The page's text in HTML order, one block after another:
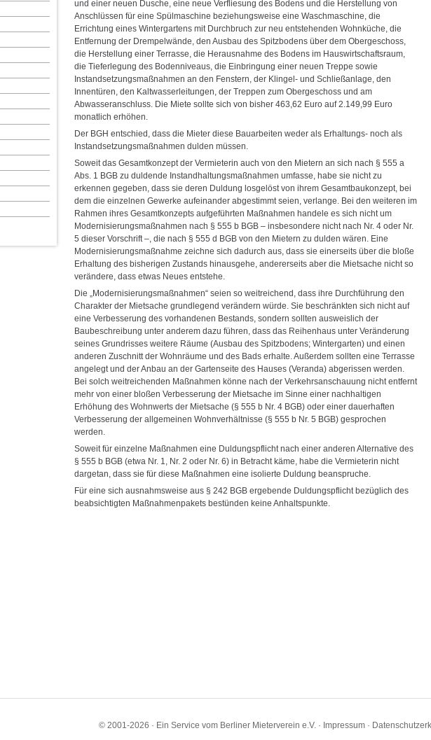
und einer neuen Dusche, eine neue Verfliesung des Bodens und die Herstellung von
Anschlüssen für eine Spülmaschine beziehungsweise eine Waschmaschine, die
Errichtung eines Wintergartens mit Durchbruch zur neu entstehenden Wohnküche, die
Entfernung der Drempelwände, den Ausbau des Spitzbodens über dem Obergeschoss,
die Herstellung einer Terrasse, die Herausnahme des Bodens im Hauswirtschaftsraum,
die Tieferlegung des Bodenniveaus, die Einbringung einer neuen Treppe sowie
Instandsetzungsmaßnahmen an den Fenstern, der Klingel- und Schließanlage, den
Innentüren, den Kaltwasserleitungen, der Treppen zum Obergeschoss und am
Abwasseranschluss. Die Miete sollte sich von bisher 463,62 Euro auf 2.149,99 Euro
monatlich erhöhen.
Der BGH entschied, dass die Mieter diese Bauarbeiten weder als Erhaltungs- noch als
Instandsetzungsmaßnahmen dulden müssen.
Soweit das Gesamtkonzept der Vermieterin auch von den Mietern an sich nach § 555 a
Abs. 1 BGB zu duldende Instandhaltungsmaßnahmen umfasse, habe sie nicht zu
erkennen gegeben, dass sie deren Duldung losgelöst von ihrem Gesamtbaukonzept, bei
dem die einzelnen Gewerke aufeinander abgestimmt seien, verlange. Bei den weiteren im
Rahmen ihres Gesamtkonzepts aufgeführten Maßnahmen handele es sich nicht um
Modernisierungsmaßnahmen nach § 555 b BGB – insbesondere nicht nach Nr. 4 oder Nr.
5 dieser Vorschrift –, die nach § 555 d BGB von den Mietern zu dulden wären. Eine
Modernisierungsmaßnahme zeichne sich dadurch aus, dass sie einerseits über die bloße
Erhaltung des bisherigen Zustands hinausgehe, andererseits aber die Mietsache nicht so
verändere, dass etwas Neues entstehe.
Die „Modernisierungsmaßnahmen“ seien so weitreichend, dass ihre Durchführung den
Charakter der Mietsache grundlegend verändern würde. Sie beschränkten sich nicht auf
eine Verbesserung des vorhandenen Bestands, sondern sollten ausweislich der
Baubeschreibung unter anderem dazu führen, dass das Reihenhaus unter Veränderung
seines Grundrisses weitere Räume (Ausbau des Spitzbodens; Wintergarten) und einen
anderen Zuschnitt der Wohnräume und des Bads erhalte. Außerdem sollten eine Terrasse
angelegt und der Anbau an der Gartenseite des Hauses (Veranda) abgerissen werden.
Bei solch weitreichenden Maßnahmen könne nach der Verkehrsanschauung nicht entfernt
mehr von einer bloßen Verbesserung der Mietsache im Sinne einer nachhaltigen
Erhöhung des Wohnwerts der Mietsache (§ 555 b Nr. 4 BGB) oder einer dauerhaften
Verbesserung der allgemeinen Wohnverhältnisse (§ 555 b Nr. 5 BGB) gesprochen
werden.
Soweit für einzelne Maßnahmen eine Duldungspflicht nach einer anderen Alternative des
§ 555 b BGB (etwa Nr. 1, Nr. 2 oder Nr. 6) in Betracht käme, habe die Vermieterin nicht
dargetan, dass sie für diese Maßnahmen eine isolierte Duldung beanspruche.
Für eine sich ausnahmsweise aus § 242 BGB ergebende Duldungspflicht bezüglich des
beabsichtigten Maßnahmenpakets bestünden keine Anhaltspunkte.
© 2001-2026 · Ein Service vom Berliner Mieterverein e.V. · Impressum ·